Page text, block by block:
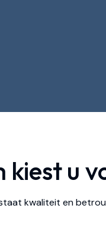
kiest u
kwaliteit en